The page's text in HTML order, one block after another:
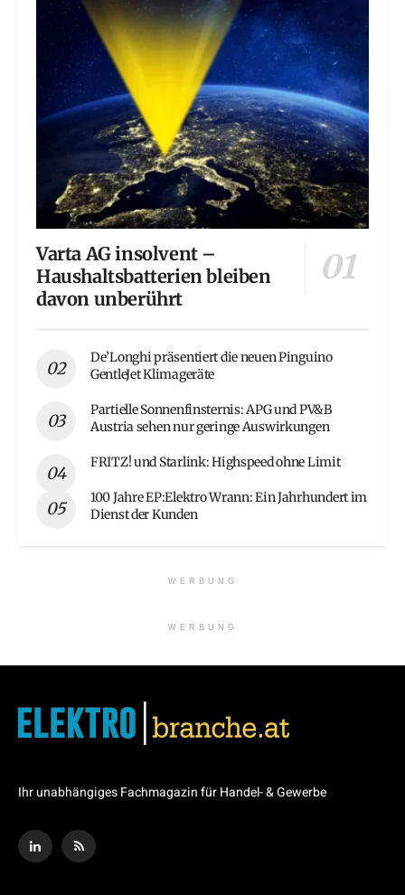
Varta AG insolvent –
Haushaltsbatterien bleiben
davon unberührt
De’Longhi präsentiert die neuen Pinguino
GentleJet Klimageräte
Partielle Sonnenfinsternis: APG und PV&B
Austria sehen nur geringe Auswirkungen
FRITZ! und Starlink: Highspeed ohne Limit
100 Jahre EP:Elektro Wrann: Ein Jahrhundert im
Dienst der Kunden
WERBUNG
WERBUNG
Ihr unabhängiges Fachmagazin für Handel- & Gewerbe